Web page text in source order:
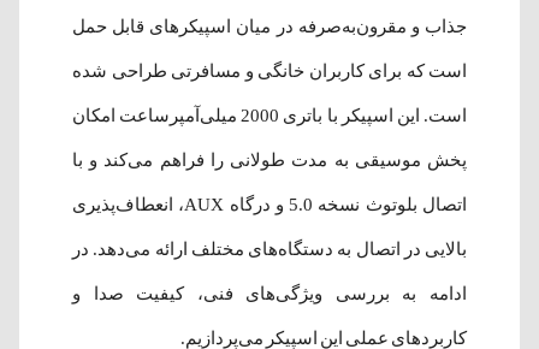
جذاب و مقرون‌به‌صرفه در میان اسپیکرهای قابل حمل
است که برای کاربران خانگی و مسافرتی طراحی شده
است. این اسپیکر با باتری 2000 میلی‌آمپرساعت امکان
پخش موسیقی به مدت طولانی را فراهم می‌کند و با
اتصال بلوتوث نسخه 5.0 و درگاه AUX، انعطاف‌پذیری
بالایی در اتصال به دستگاه‌های مختلف ارائه می‌دهد. در
ادامه به بررسی ویژگی‌های فنی، کیفیت صدا و
کاربردهای عملی این اسپیکر می‌پردازیم.